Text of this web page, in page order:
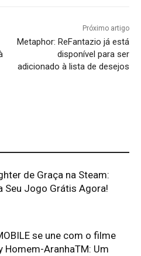
Próximo artigo
Metaphor: ReFantazio já está
disponível para ser
adicionado à lista de desejos
de Graça na Steam:
Seu Jogo Grátis Agora!
se une com o filme
Homem-AranhaTM: Um